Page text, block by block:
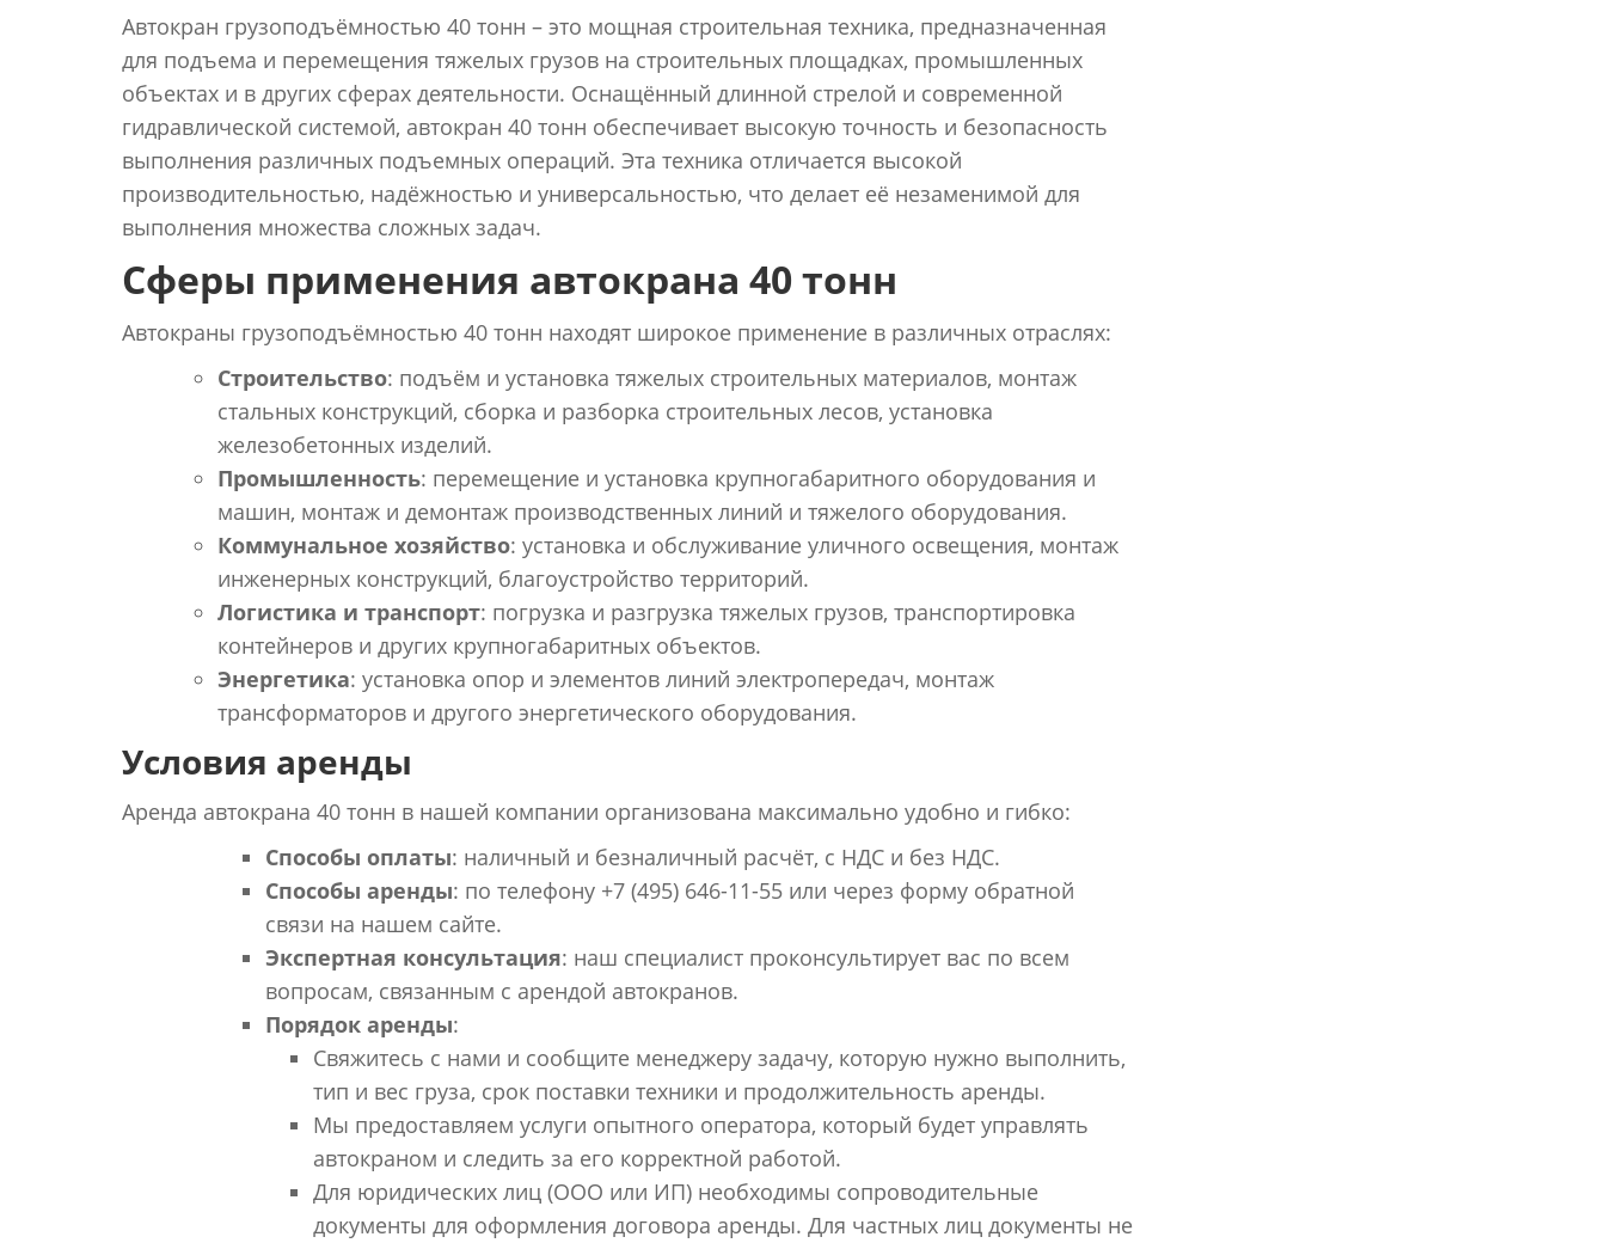
Автокран грузоподъёмностью 40 тонн – это мощная строительная техника, предназначенная
для подъема и перемещения тяжелых грузов на строительных площадках, промышленных
объектах и в других сферах деятельности. Оснащённый длинной стрелой и современной
гидравлической системой, автокран 40 тонн обеспечивает высокую точность и безопасность
выполнения различных подъемных операций. Эта техника отличается высокой
производительностью, надёжностью и универсальностью, что делает её незаменимой для
выполнения множества сложных задач.
Сферы применения автокрана 40 тонн
Автокраны грузоподъёмностью 40 тонн находят широкое применение в различных отраслях:
Строительство: подъём и установка тяжелых строительных материалов, монтаж
стальных конструкций, сборка и разборка строительных лесов, установка
железобетонных изделий.
Промышленность: перемещение и установка крупногабаритного оборудования и
машин, монтаж и демонтаж производственных линий и тяжелого оборудования.
Коммунальное хозяйство: установка и обслуживание уличного освещения, монтаж
инженерных конструкций, благоустройство территорий.
Логистика и транспорт: погрузка и разгрузка тяжелых грузов, транспортировка
контейнеров и других крупногабаритных объектов.
Энергетика: установка опор и элементов линий электропередач, монтаж
трансформаторов и другого энергетического оборудования.
Условия аренды
Аренда автокрана 40 тонн в нашей компании организована максимально удобно и гибко:
Способы оплаты: наличный и безналичный расчёт, с НДС и без НДС.
Способы аренды: по телефону +7 (495) 646-11-55 или через форму обратной
связи на нашем сайте.
Экспертная консультация: наш специалист проконсультирует вас по всем
вопросам, связанным с арендой автокранов.
Порядок аренды:
Свяжитесь с нами и сообщите менеджеру задачу, которую нужно выполнить,
тип и вес груза, срок поставки техники и продолжительность аренды.
Мы предоставляем услуги опытного оператора, который будет управлять
автокраном и следить за его корректной работой.
Для юридических лиц (ООО или ИП) необходимы сопроводительные
документы для оформления договора аренды. Для частных лиц документы не